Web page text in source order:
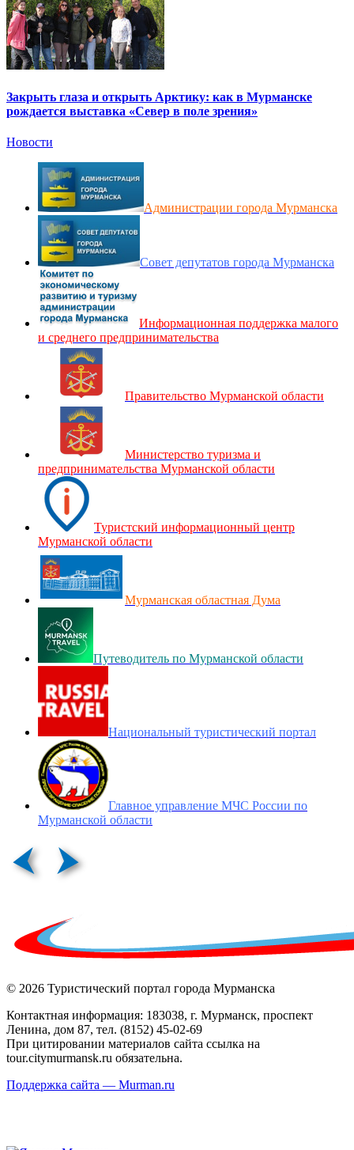
Закрыть глаза и открыть Арктику: как в Мурманске
рождается выставка «Север в поле зрения»
Новости
Администрации города Мурманска
Совет депутатов города Мурманска
Информационная поддержка малого
и среднего предпринимательства
Правительство Мурманской области
Министерство туризма и
предпринимательства Мурманской области
Туристский информационный центр
Мурманской области
Мурманская областная Дума
Путеводитель по Мурманской области
Национальный туристический портал
Главное управление МЧС России по
Мурманской области
© 2026 Туристический портал города Мурманска
Контактная информация: 183038, г. Мурманск, проспект
Ленина, дом 87, тел. (8152) 45-02-69
При цитировании материалов сайта ссылка на
tour.citymurmansk.ru обязательна.
Поддержка сайта — Murman.ru